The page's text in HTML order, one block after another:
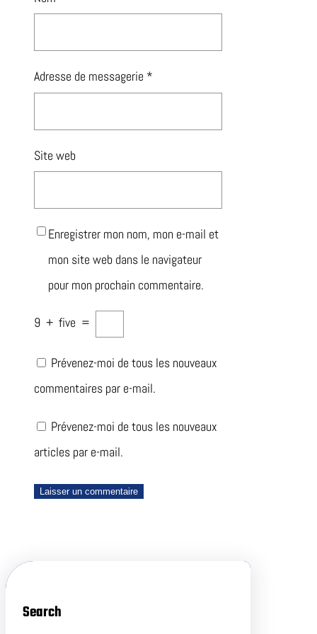
Adresse de messagerie *
Site web
Enregistrer mon nom, mon e-mail et
mon site web dans le navigateur
pour mon prochain commentaire.
9 + five =
Prévenez-moi de tous les nouveaux
commentaires par e-mail.
Prévenez-moi de tous les nouveaux
articles par e-mail.
Search